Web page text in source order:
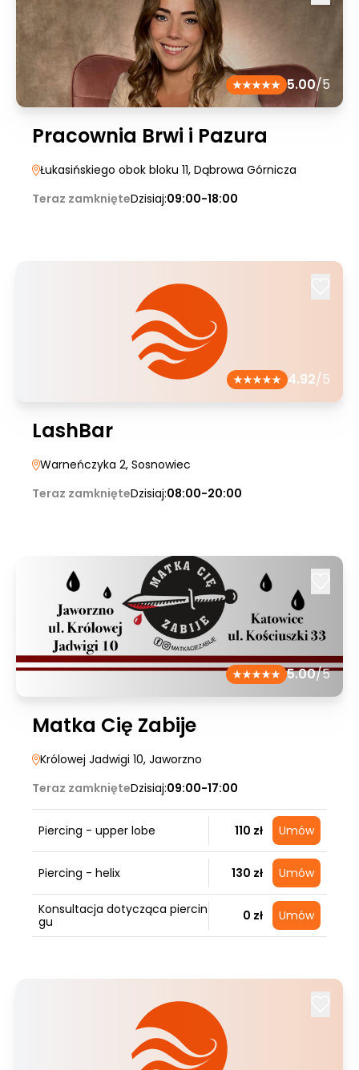
5.00/5
Pracownia Brwi i Pazura
Łukasińskiego obok bloku 11, Dąbrowa Górnicza
Teraz zamknięteDzisiaj:09:00-18:00
4.92/5
LashBar
Warneńczyka 2, Sosnowiec
Teraz zamknięteDzisiaj:08:00-20:00
5.00/5
Matka Cię Zabije
Królowej Jadwigi 10, Jaworzno
Teraz zamknięteDzisiaj:09:00-17:00
Piercing - upper lobe 110 zł Umów
Piercing - helix 130 zł Umów
Konsultacja dotycząca piercin
gu
0 zł Umów